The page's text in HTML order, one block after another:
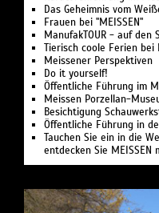
Das Geheimnis vom
Frauen bei "MEISSEN"
ManufakTOUR - auf den
Tierisch coole Ferien bei
Meissener Perspektiven
Do it yourself!
Öffentliche Führung im
Meissen Porzellan-
Besichtigung
Öffentliche Führung in
Tauchen Sie ein in die
entdecken Sie MEISSEN